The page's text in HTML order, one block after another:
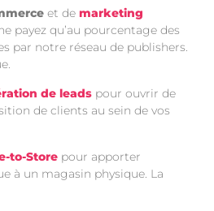
et de marketing
payez qu’au pourcentage des
par notre réseau de publishers.
de leads pour ouvrir de
de clients au sein de vos
to-Store pour apporter
à un magasin physique. La